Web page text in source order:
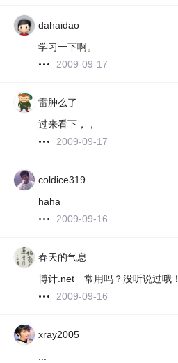
dahaidao
学习一下啊。
2009-09-17
雷肿么了
过来看下，，
2009-09-17
coldice319
haha
2009-09-16
春天的气息
博计.net 常用吗？没听说过哦！
2009-09-16
xray2005
...